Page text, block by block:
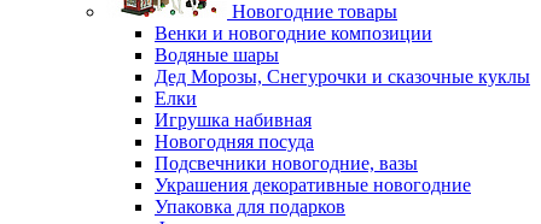
Новогодние товары
Венки и новогодние композиции
Водяные шары
Дед Морозы, Снегурочки и сказочные куклы
Елки
Игрушка набивная
Новогодняя посуда
Подсвечники новогодние, вазы
Украшения декоративные новогодние
Упаковка для подарков